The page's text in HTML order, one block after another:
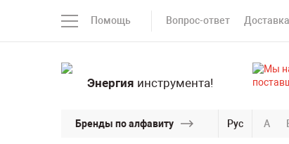
Помощь Вопрос-ответ Доставка
Энергия инструмента!
Бренды по алфавиту Рус A